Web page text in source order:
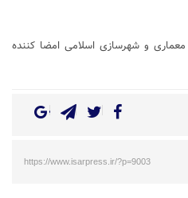
و شهرسازی اسلامی امضا کننده
https://www.isarpress.ir/?p=9003